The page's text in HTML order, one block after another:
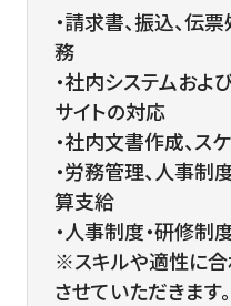
・請求書、振込、伝
務
・社内システムおよ
サイトの対応
・社内文書作成、ス
・労務管理、人事制
算支給
・人事制度・研修制
※スキルや適性に合
させていただきます。